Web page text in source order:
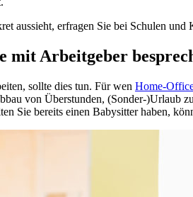
aussieht, erfragen Sie bei Schulen
mit Arbeitgeber
sollte dies tun. Für wen Home-
von Überstunden, (Sonder-)Urlaub
Sie bereits einen Babysitter haben,